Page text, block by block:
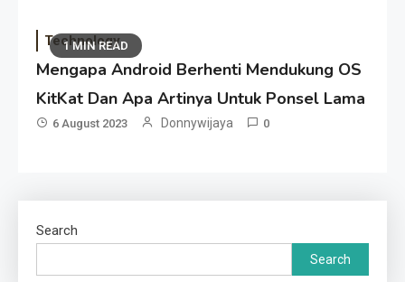
1 MIN READ
Technology
Mengapa Android Berhenti Mendukung OS
KitKat Dan Apa Artinya Untuk Ponsel Lama
6 August 2023 Donnywijaya 0
Search
Search